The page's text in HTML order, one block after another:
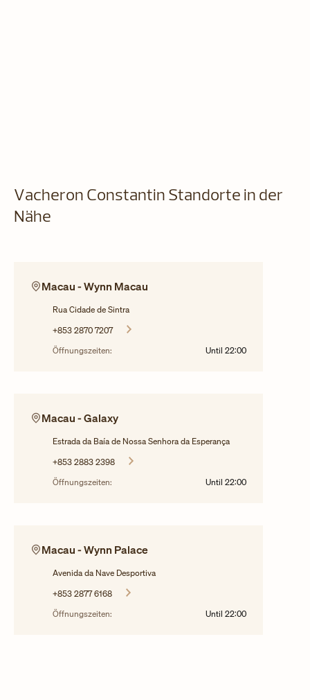
Vacheron Constantin Standorte in der
Nähe
Macau - Wynn Macau
Rua Cidade de Sintra
+853 2870 7207
Öffnungszeiten:
Until 22:00
Macau - Galaxy
Estrada da Baía de Nossa Senhora da Esperança
+853 2883 2398
Öffnungszeiten:
Until 22:00
Macau - Wynn Palace
Avenida da Nave Desportiva
+853 2877 6168
Öffnungszeiten:
Until 22:00